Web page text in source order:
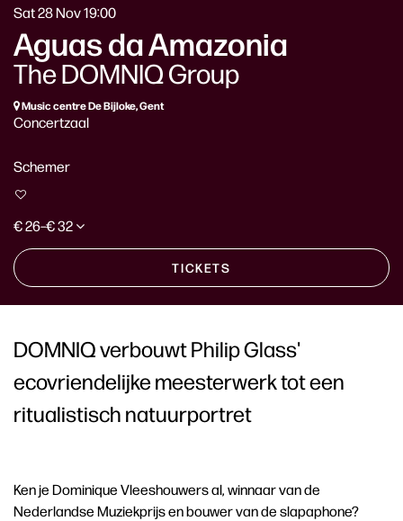
Aguas da Amazonia
The DOMNIQ Group
Sat 28 Nov19:00
Music centre De Bijloke, Gent
Concertzaal
Schemer
€ 26–€ 32
TICKETS
DOMNIQ verbouwt Philip Glass'
ecovriendelijke meesterwerk tot een
ritualistisch natuurportret
Ken je Dominique Vleeshouwers al, winnaar van de
Nederlandse Muziekprijs en bouwer van de slapaphone?